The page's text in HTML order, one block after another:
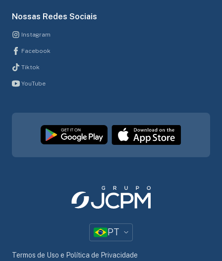
Nossas Redes Sociais
Instagram
Facebook
Tiktok
YouTube
PT
Termos de Uso e Política de Privacidade